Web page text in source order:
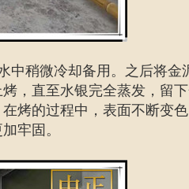
中稍微冷却备用。之后将金
，直至水银完全蒸发，留
烤的过程中，表面不断变
牢固。